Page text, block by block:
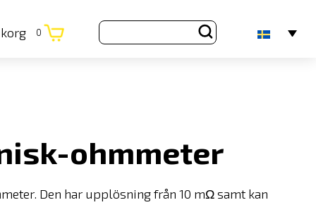
0
ohmmeter
Den har upplösning från 10 mΩ samt kan